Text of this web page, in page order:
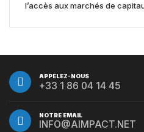
l’accès aux marchés de
APPELEZ-NOUS
+33 1 86 04 14 45
NOTRE EMAIL
INFO@AIMPACT.NET